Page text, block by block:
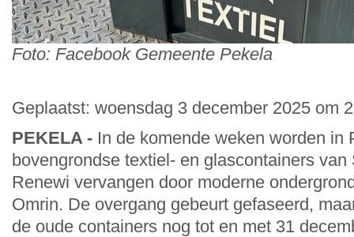
Foto: Facebook Gemeente Pekela
Geplaatst: woensdag 3 december 2025 om
PEKELA - In de komende weken worden in
bovengrondse textiel- en glascontainers van
Renewi vervangen door moderne
Omrin. De overgang gebeurt gefaseerd,
de oude containers nog tot en met 31